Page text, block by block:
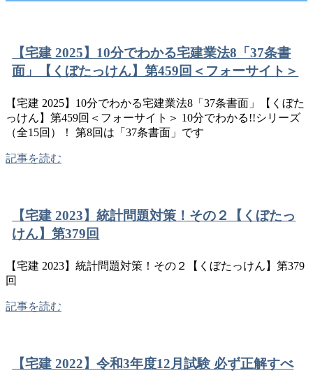
【宅建 2025】10分でわかる宅建業法8「37条書
面」【くぼたっけん】第459回＜フォーサイト＞
【宅建 2025】10分でわかる宅建業法8「37条書面」【くぼた
っけん】第459回＜フォーサイト＞ 10分でわかる!!シリーズ
（全15回）！ 第8回は「37条書面」です
記事を読む
【宅建 2023】統計問題対策！その２【くぼたっ
けん】第379回
【宅建 2023】統計問題対策！その２【くぼたっけん】第379
回
記事を読む
【宅建 2022】令和3年度12月試験 必ず正解すべ